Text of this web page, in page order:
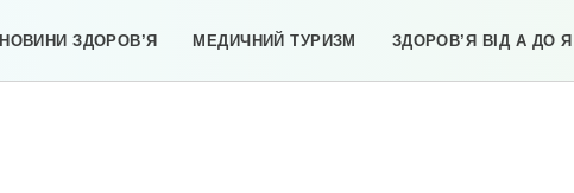
НОВИНИ ЗДОРОВ’Я МЕДИЧНИЙ ТУРИЗМ ЗДОРОВ’Я ВІД А ДО Я